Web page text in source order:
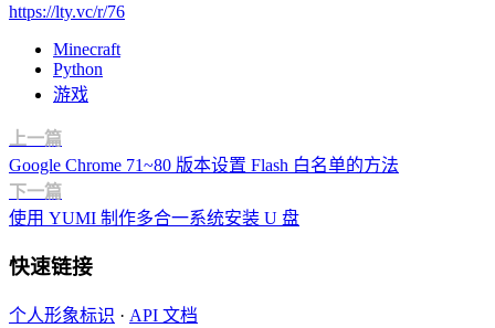
https://lty.vc/r/76
Minecraft
Python
游戏
上一篇
Google Chrome 71~80 版本设置 Flash 白名单的方法
下一篇
使用 YUMI 制作多合一系统安装 U 盘
快速链接
个人形象标识 · API 文档